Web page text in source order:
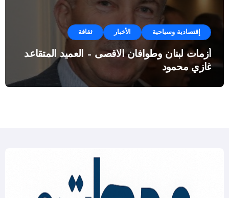
إقتصادية وسياحية الأخبار ثقافة
أزمات لبنان وطوافان الاقصى – العميد المتقاعد
غازي محمود